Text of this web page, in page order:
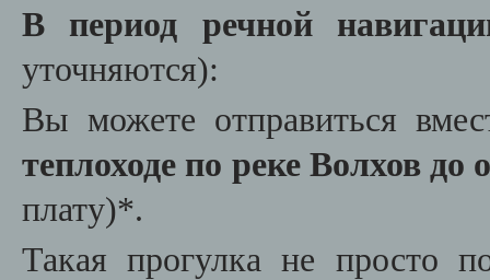
В период речной
уточняются):
Вы можете отправиться
теплоходе по реке Волхов до
плату)*.
Такая прогулка не просто